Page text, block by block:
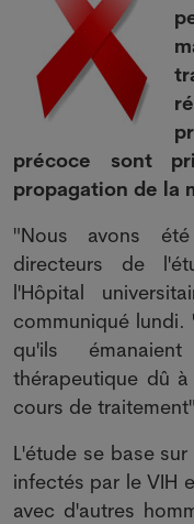
précoce sont
propagation de la
"Nous avons
directeurs de
l'Hôpital
communiqué lundi.
qu'ils
thérapeutique dû
cours de
L'étude se base
infectés par le VIH
avec d'autres